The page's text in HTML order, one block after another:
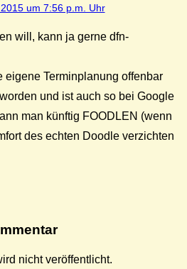
um 7:56 p.m. Uhr
will, kann ja gerne dfn-
eigene Terminplanung offenbar
und ist auch so bei Google
man künftig FOODLEN (wenn
des echten Doodle verzichten
nicht veröffentlicht.